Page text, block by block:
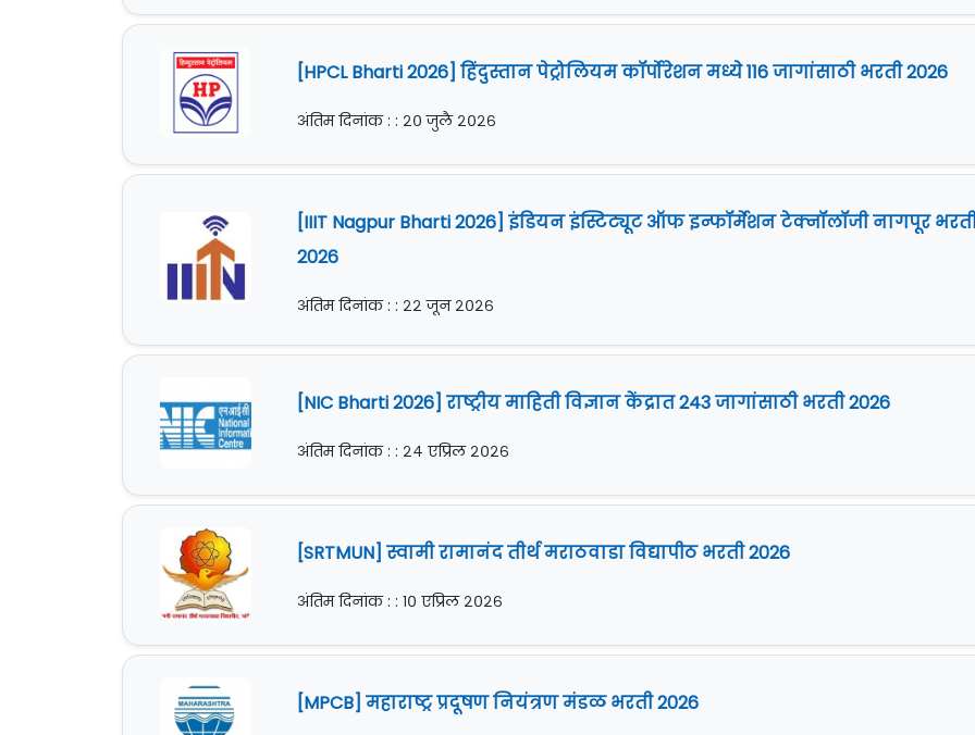
[HPCL Bharti 2026] हिंदुस्तान पेट्रोलियम कॉर्पोरेशन मध्ये 116 जागांसाठी भरती 2026
अंतिम दिनांक : : २० जुलै २०२६
[IIIT Nagpur Bharti 2026] इंडियन इंस्टिट्यूट ऑफ इन्फॉर्मेशन टेक्नॉलॉजी नागपूर
2026
अंतिम दिनांक : : २२ जून २०२६
[NIC Bharti 2026] राष्ट्रीय माहिती विज्ञान केंद्रात 243 जागांसाठी भरती 2026
अंतिम दिनांक : : २४ एप्रिल २०२६
[SRTMUN] स्वामी रामानंद तीर्थ मराठवाडा विद्यापीठ भरती 2026
अंतिम दिनांक : : १० एप्रिल २०२६
[MPCB] महाराष्ट्र प्रदूषण नियंत्रण मंडळ भरती 2026